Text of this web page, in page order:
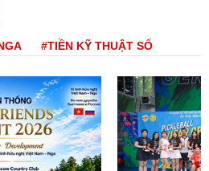
#TIỀN KỸ THUẬT SỐ